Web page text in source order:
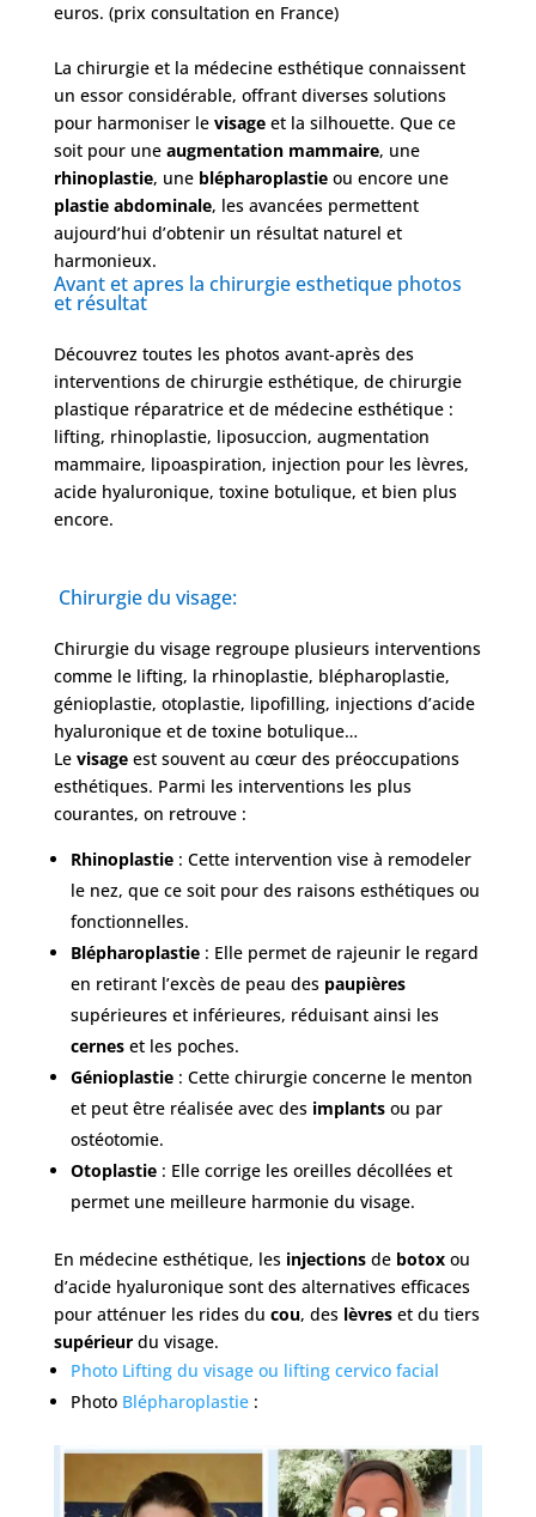
Nos
Tarifs
Nos
Obésité
Nos
chirurgiens
Nos
cliniques
Nos
Avant
/
Après
Devis
Gratuit
euros. (prix consultation en France)
La chirurgie et la médecine esthétique connaissent
un essor considérable, offrant diverses solutions
pour harmoniser le visageet la silhouette. Que ce
soit pour une augmentation mammaire, une
rhinoplastie, une blépharoplastieou encore une
plastie abdominale, les avancées permettent
aujourd’hui d’obtenir un résultat naturel et
harmonieux.
Avant et apres la chirurgie esthetique photos
et résultat
Découvrez toutes les photos avant-après des
interventions de chirurgie esthétique, de chirurgie
plastique réparatrice et de médecine esthétique :
lifting, rhinoplastie, liposuccion, augmentation
mammaire, lipoaspiration, injection pour les lèvres,
acide hyaluronique, toxine botulique, et bien plus
encore.
Chirurgie du visage:
Chirurgie du visage regroupe plusieurs interventions
comme le lifting, la rhinoplastie, blépharoplastie,
génioplastie, otoplastie, lipofilling, injections d’acide
hyaluronique et de toxine botulique…
Le visageest souvent au cœur des préoccupations
esthétiques. Parmi les interventions les plus
courantes, on retrouve :
Rhinoplastie: Cette intervention vise à remodeler
le nez, que ce soit pour des raisons esthétiques ou
fonctionnelles.
Blépharoplastie: Elle permet de rajeunir le regard
en retirant l’excès de peau des paupières
supérieures et inférieures, réduisant ainsi les
cerneset les poches.
Génioplastie: Cette chirurgie concerne le menton
et peut être réalisée avec des implantsou par
ostéotomie.
Otoplastie: Elle corrige les oreilles décollées et
permet une meilleure harmonie du visage.
En médecine esthétique, les injectionsde botoxou
d’acide hyaluronique sont des alternatives efficaces
pour atténuer les rides du cou, des lèvreset du tiers
supérieurdu visage.
Photo Lifting du visage ou lifting cervico facial
Photo Blépharoplastie: